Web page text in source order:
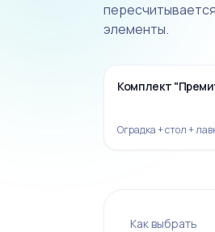
элементы.
-7%
Комплект
Оградка + стол +
Как выбрать